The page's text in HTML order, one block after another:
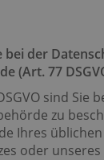
bei der
(Art. 77
sind Sie
zu
Ihres
oder